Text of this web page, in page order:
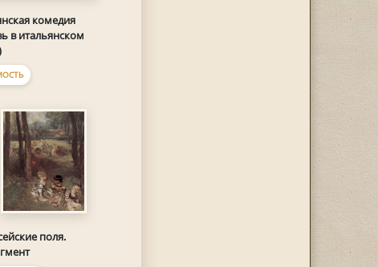
комедия
в итальянском
поля.